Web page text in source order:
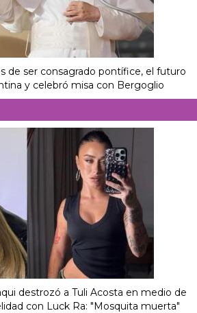
de ser consagrado pontífice, el futuro
y celebró misa con Bergoglio
destrozó a Tuli Acosta en medio de
con Luck Ra: "Mosquita muerta"